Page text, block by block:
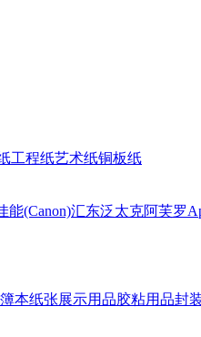
工程纸艺术纸铜板纸
能(Canon)汇东泛太克阿芙罗
簿本纸张展示用品胶粘用品封